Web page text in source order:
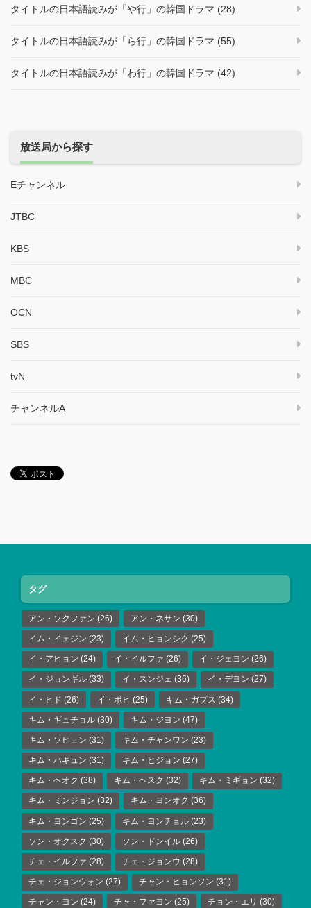
タイトルの日本語読みが「や行」の韓国ドラマ (28)
タイトルの日本語読みが「ら行」の韓国ドラマ (55)
タイトルの日本語読みが「わ行」の韓国ドラマ (42)
放送局から探す
Eチャンネル
JTBC
KBS
MBC
OCN
SBS
tvN
チャンネルA
タグ
アン・ソクファン (26) アン・ネサン (30)
イム・イェジン (23) イム・ヒョンシク (25)
イ・アヒョン (24) イ・イルファ (26) イ・ジェヨン (26)
イ・ジョンギル (33) イ・スンジェ (36) イ・デヨン (27)
イ・ヒド (26) イ・ボヒ (25) キム・ガプス (34)
キム・ギュチョル (30) キム・ジヨン (47)
キム・ソヒョン (31) キム・チャンワン (23)
キム・ハギュン (31) キム・ヒジョン (27)
キム・ヘオク (38) キム・ヘスク (32) キム・ミギョン (32)
キム・ミンジョン (32) キム・ヨンオク (36)
キム・ヨンゴン (25) キム・ヨンチョル (23)
ソン・オクスク (30) ソン・ドンイル (26)
チェ・イルファ (28) チェ・ジョンウ (28)
チェ・ジョンウォン (27) チャン・ヒョンソン (31)
チャン・ヨン (24) チャ・ファヨン (25) チョン・エリ (30)